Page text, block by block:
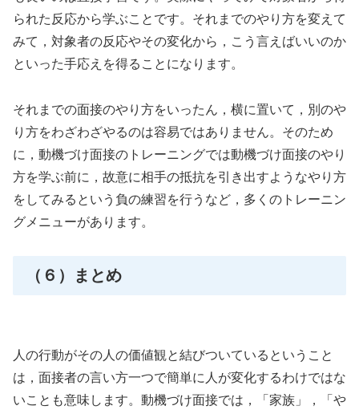
られた反応から学ぶことです。それまでのやり方を変えて
みて，対象者の反応やその変化から，こう言えばいいのか
といった手応えを得ることになります。
それまでの面接のやり方をいったん，横に置いて，別のや
り方をわざわざやるのは容易ではありません。そのため
に，動機づけ面接のトレーニングでは動機づけ面接のやり
方を学ぶ前に，故意に相手の抵抗を引き出すようなやり方
をしてみるという負の練習を行うなど，多くのトレーニン
グメニューがあります。
（６）まとめ
人の行動がその人の価値観と結びついているということ
は，面接者の言い方一つで簡単に人が変化するわけではな
いことも意味します。動機づけ面接では，「家族」，「や